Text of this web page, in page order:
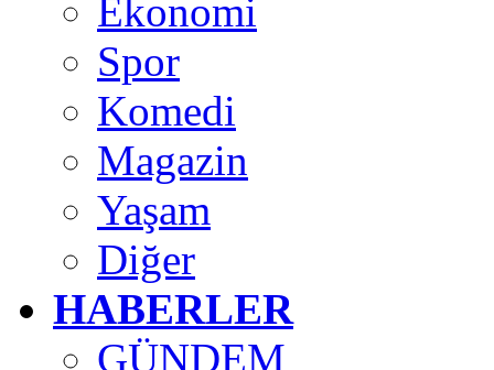
Ekonomi
Spor
Komedi
Magazin
Yaşam
Diğer
HABERLER
GÜNDEM